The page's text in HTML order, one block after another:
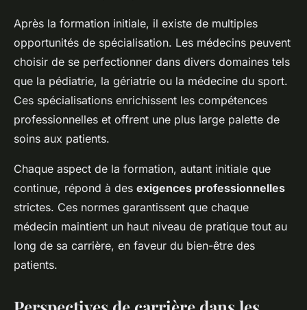
Après la formation initiale, il existe de multiples
opportunités de spécialisation. Les médecins peuvent
choisir de se perfectionner dans divers domaines tels
que la pédiatrie, la gériatrie ou la médecine du sport.
Ces spécialisations enrichissent les compétences
professionnelles et offrent une plus large palette de
soins aux patients.
Chaque aspect de la formation, autant initiale que
continue, répond à des exigences professionnelles
strictes. Ces normes garantissent que chaque
médecin maintient un haut niveau de pratique tout au
long de sa carrière, en faveur du bien-être des
patients.